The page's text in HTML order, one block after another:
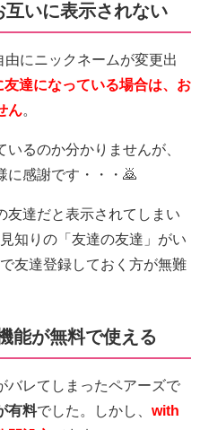
いに表示されない
にニックネームが変更出
達になっている場合は、お
ん。
るのか分かりませんが、
に感謝です・・・🙇
友達だと表示されてしまい
知りの「友達の友達」がい
友達登録しておく方が無難
能が無料で使える
バレてしまったペアーズで
有料でした。しかし、 with